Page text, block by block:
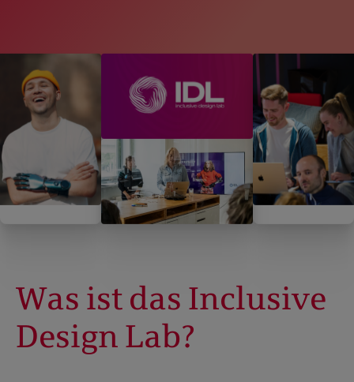
Was ist das Inclusive
Design Lab?